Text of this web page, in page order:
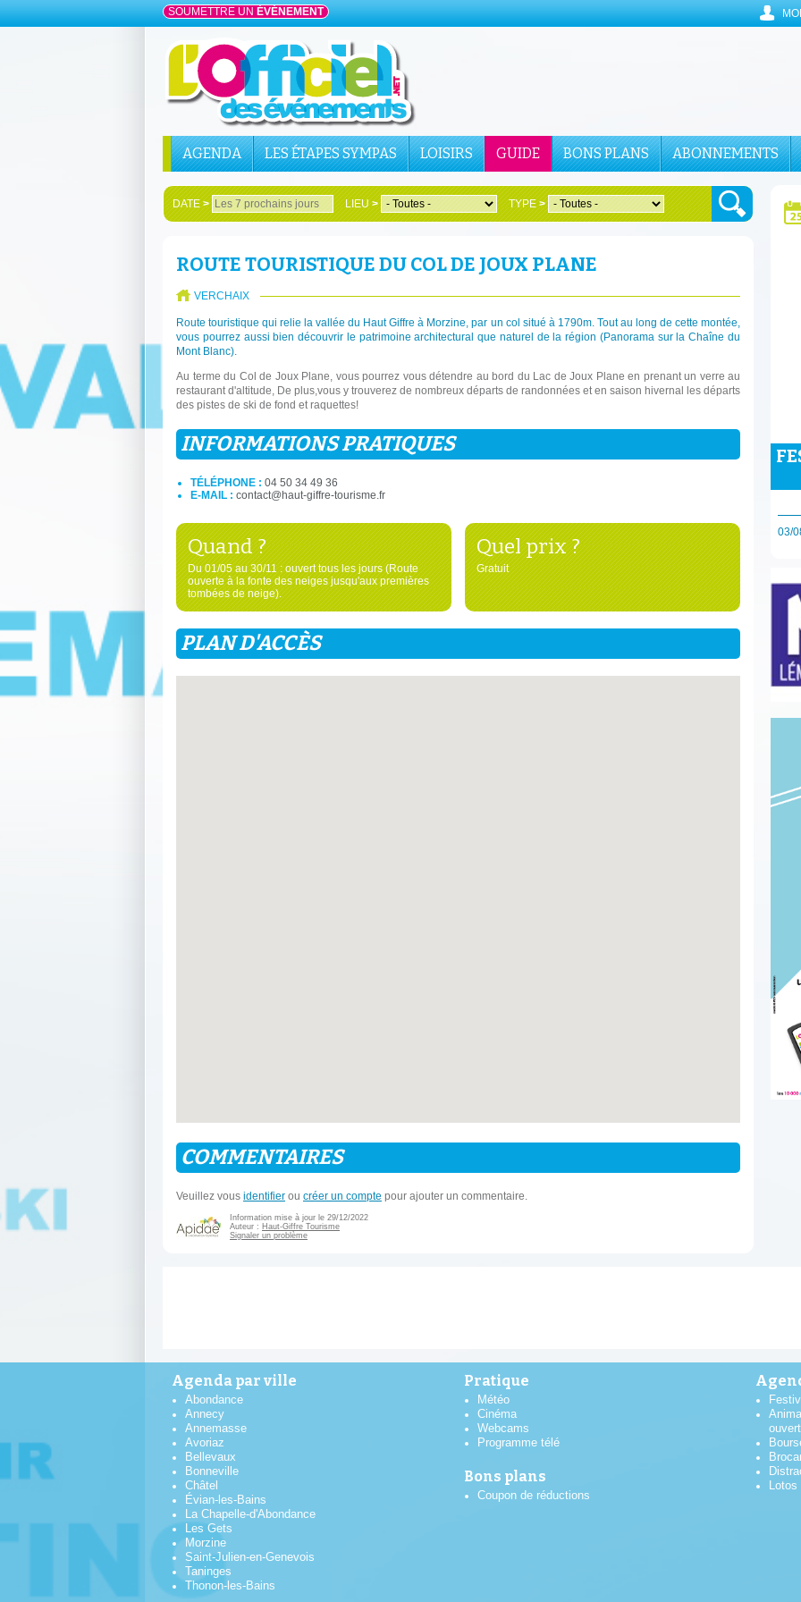
SOUMETTRE UN ÉVÉNEMENT
AGENDA LES ÉTAPES SYMPAS LOISIRS GUIDE BONS PLANS ABONNEMENTS
DATE> LIEU> TYPE>
ROUTE TOURISTIQUE DU COL DE JOUX PLANE
VERCHAIX
Route touristique qui relie la vallée du Haut Giffre à Morzine, par un col situé à 1790m. Tout au long de cette montée,
vous pourrez aussi bien découvrir le patrimoine architectural que naturel de la région (Panorama sur la Chaîne du
Mont Blanc).
Au terme du Col de Joux Plane, vous pourrez vous détendre au bord du Lac de Joux Plane en prenant un verre au
restaurant d'altitude, De plus,vous y trouverez de nombreux départs de randonnées et en saison hivernal les départs
des pistes de ski de fond et raquettes!
INFORMATIONS PRATIQUES
TÉLÉPHONE : 04 50 34 49 36
E-MAIL : contact@haut-giffre-tourisme.fr
Quand ?
Du 01/05 au 30/11 : ouvert tous les jours (Route
ouverte à la fonte des neiges jusqu'aux premières
tombées de neige).
Quel prix ?
Gratuit
PLAN D'ACCÈS
COMMENTAIRES
Veuillez vous identifier ou créer un compte pour ajouter un commentaire.
Information mise à jour le 29/12/2022
Auteur : Haut-Giffre Tourisme
Signaler un problème
03/
Agenda par ville
Abondance
Annecy
Annemasse
Avoriaz
Bellevaux
Bonneville
Châtel
Évian-les-Bains
La Chapelle-d'Abondance
Les Gets
Morzine
Saint-Julien-en-Genevois
Taninges
Thonon-les-Bains
Pratique
Météo
Cinéma
Webcams
Programme télé
Bons plans
Coupon de réductions
Lotos